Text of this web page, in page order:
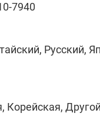
7940
Русский,
Корейская, Другой